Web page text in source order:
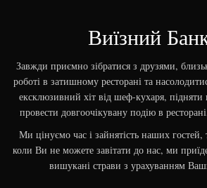
Виїзний
Завжди приємно зібратися з друзями,
роботі в затишному ресторані та
ексклюзивний хіт від шеф-кухаря, підняти
провести довгоочікувану подію в
Ми цінуємо час і зайнятість наших
коли Ви не можете завітати до нас, ми
вишукані страви з урахуванням